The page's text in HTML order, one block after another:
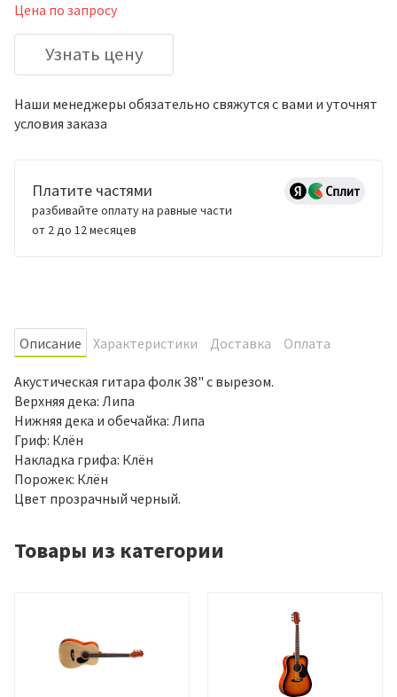
Цена по запросу
Узнать цену
Наши менеджеры обязательно свяжутся с вами и уточнят
условия заказа
Платите частями
разбивайте оплату на равные части
от 2 до 12 месяцев
Oписание Характеристики Доставка Оплата
Акустическая гитара фолк 38" с вырезом.
Верхняя дека: Липа
Нижняя дека и обечайка: Липа
Гриф: Клён
Накладка грифа: Клён
Порожек: Клён
Цвет прозрачный черный.
Товары из категории